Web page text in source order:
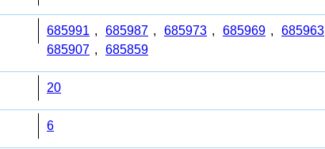
685991 , 685987 , 685973 , 685969 , 685963
685907 , 685859
20
6